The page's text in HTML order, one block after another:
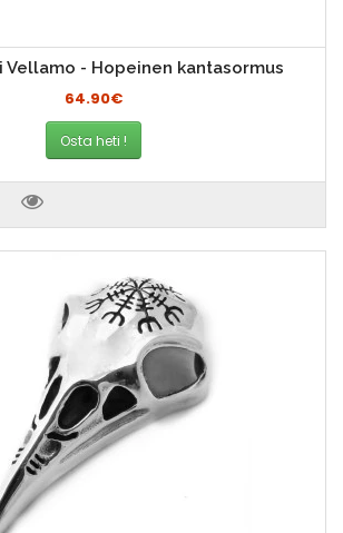
Vellamo - Hopeinen kantasormus
64.90€
Osta heti !